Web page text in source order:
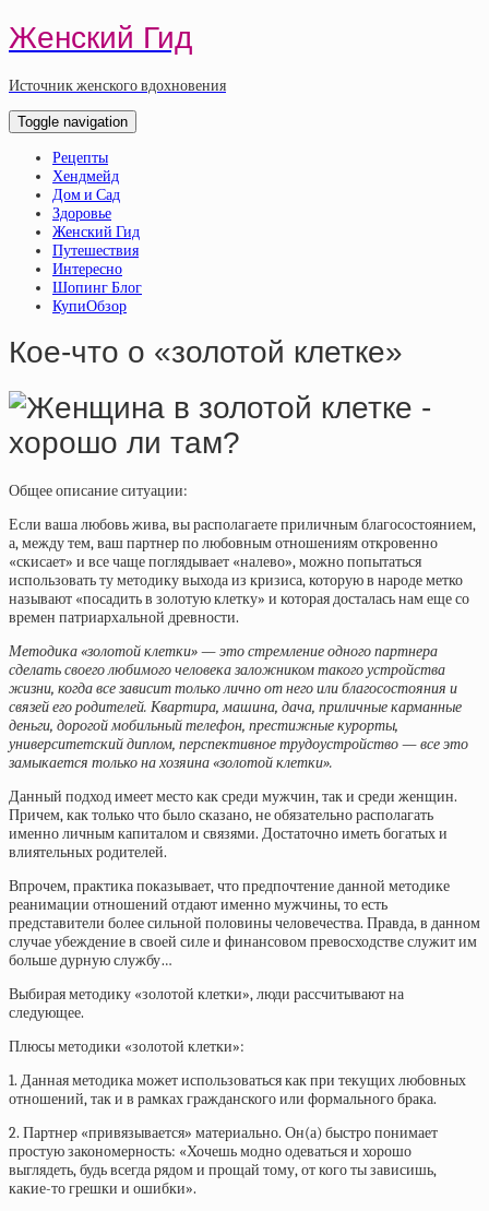
Женский Гид
Источник женского вдохновения
Toggle navigation
Рецепты
Хендмейд
Дом и Сад
Здоровье
Женский Гид
Путешествия
Интересно
Шопинг Блог
КупиОбзор
Кое-что о «золотой клетке»
Общее описание ситуации:
Если ваша любовь жива, вы располагаете приличным благосостоянием,
а, между тем, ваш партнер по любовным отношениям откровенно
«скисает» и все чаще поглядывает «налево», можно попытаться
использовать ту методику выхода из кризиса, которую в народе метко
называют «посадить в золотую клетку» и которая досталась нам еще со
времен патриархальной древности.
Методика «золотой клетки» — это стремление одного партнера
сделать своего любимого человека заложником такого устройства
жизни, когда все зависит только лично от него или благосостояния и
связей его родителей. Квартира, машина, дача, приличные карманные
деньги, дорогой мобильный телефон, престижные курорты,
университетский диплом, перспективное трудоустройство — все это
замыкается только на хозяина «золотой клетки».
Данный подход имеет место как среди мужчин, так и среди женщин.
Причем, как только что было сказано, не обязательно располагать
именно личным капиталом и связями. Достаточно иметь богатых и
влиятельных родителей.
Впрочем, практика показывает, что предпочтение данной методике
реанимации отношений отдают именно мужчины, то есть
представители более сильной половины человечества. Правда, в данном
случае убеждение в своей силе и финансовом превосходстве служит им
больше дурную службу…
Выбирая методику «золотой клетки», люди рассчитывают на
следующее.
Плюсы методики «золотой клетки»:
1. Данная методика может использоваться как при текущих любовных
отношений, так и в рамках гражданского или формального брака.
2. Партнер «привязывается» материально. Он(а) быстро понимает
простую закономерность: «Хочешь модно одеваться и хорошо
выглядеть, будь всегда рядом и прощай тому, от кого ты зависишь,
какие-то грешки и ошибки».